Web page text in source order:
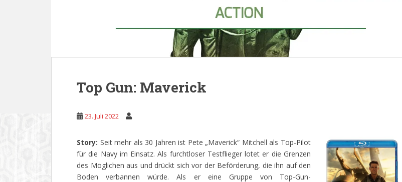
Top Gun: Maverick
23. Juli 2022
Story: Seit mehr als 30 Jahren ist Pete „Maverick“ Mitchell als Top-Pilot
für die Navy im Einsatz. Als furchtloser Testflieger lotet er die Grenzen
des Möglichen aus und drückt sich vor der Beförderung, die ihn auf den
Boden verbannen würde. Als er eine Gruppe von Top-Gun-